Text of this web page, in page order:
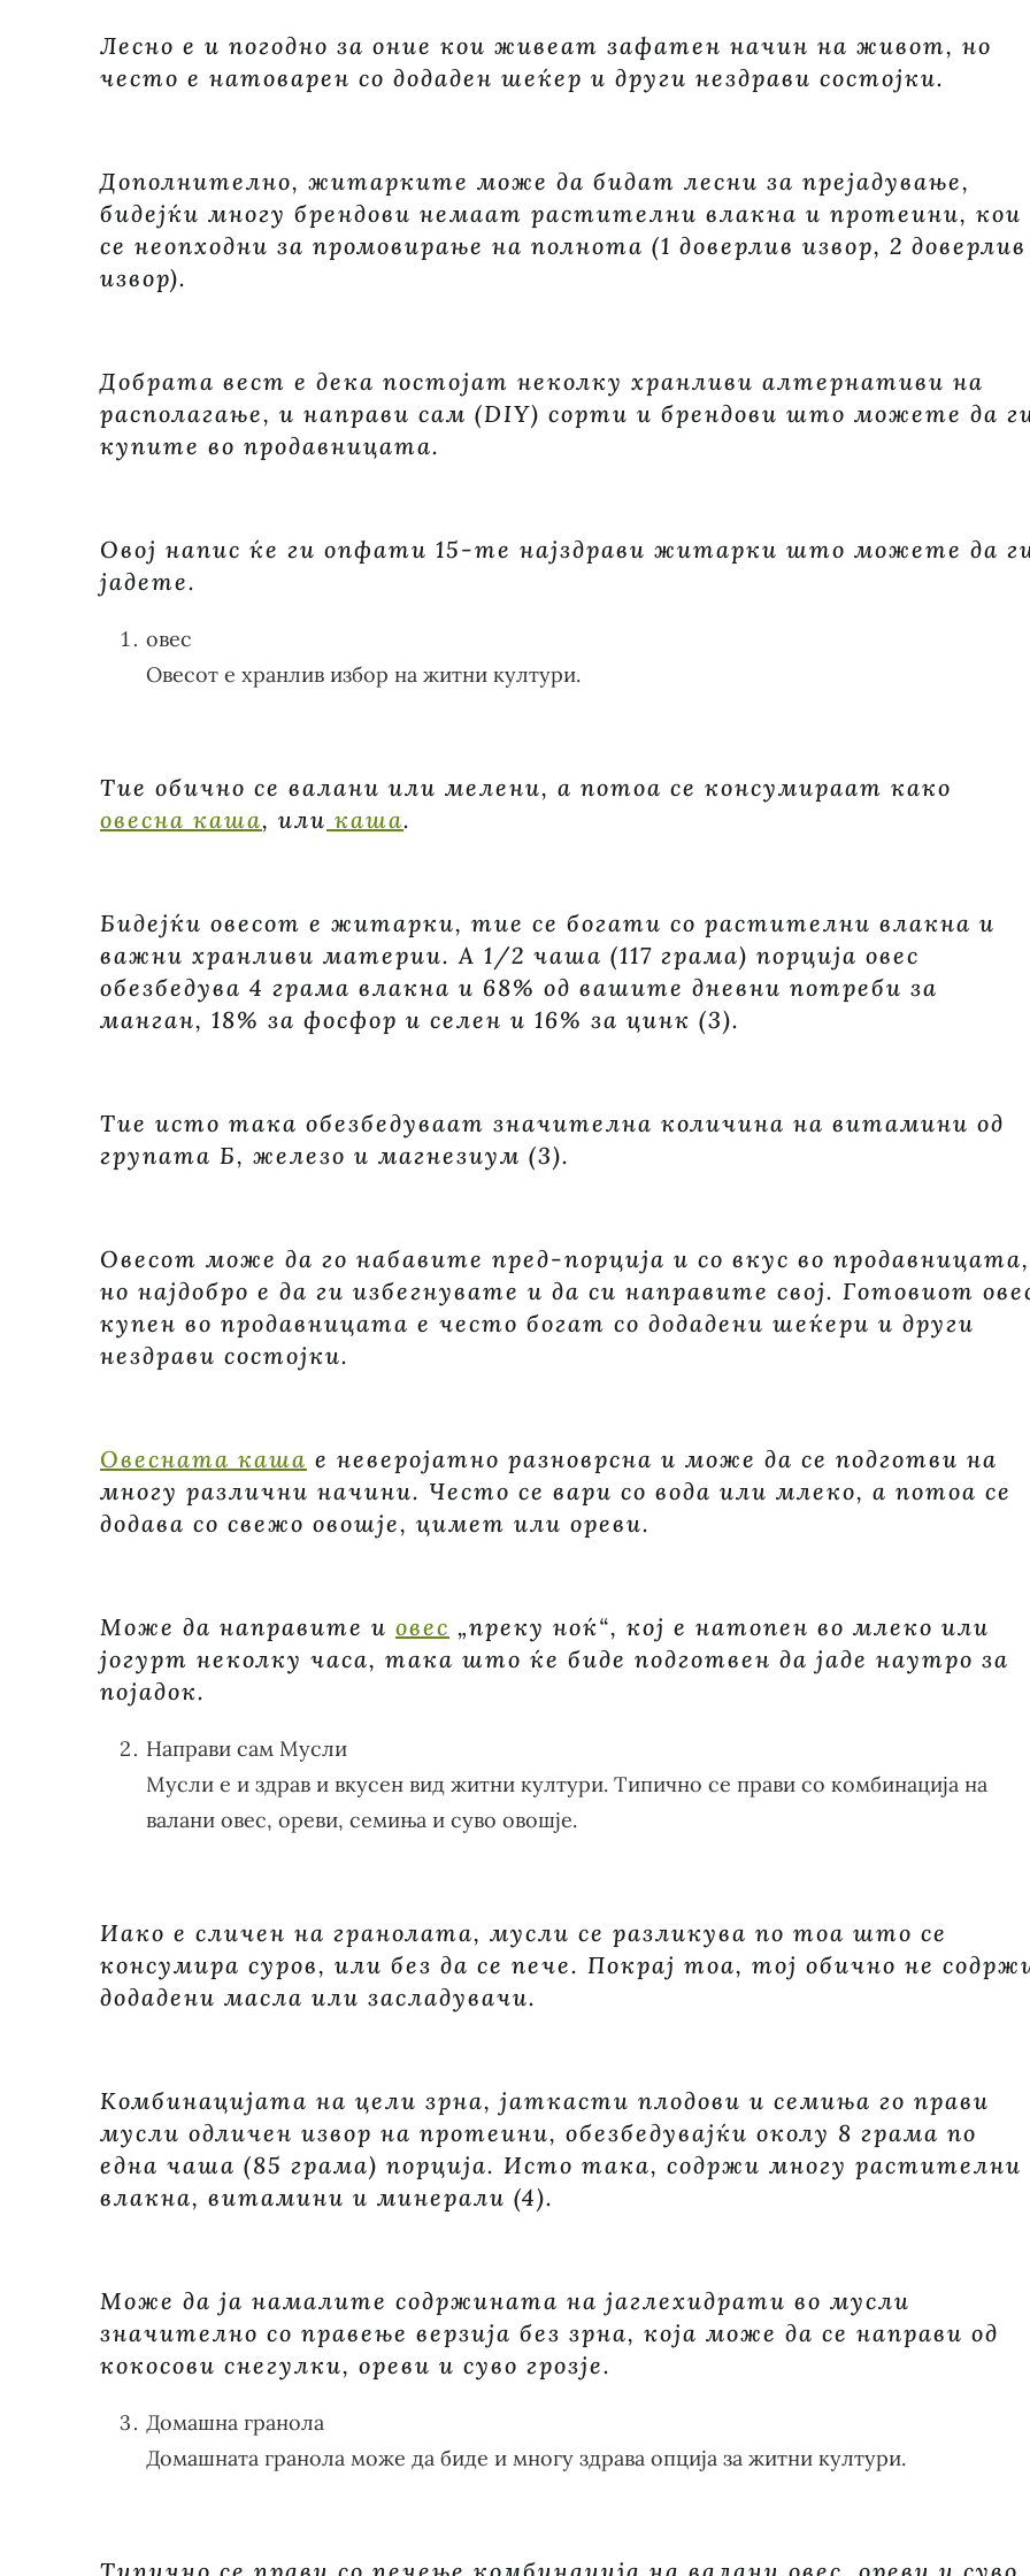
КОРИСНИ
ЗА
НАШИТЕ
ЧИТАТЕЛИ.
Лесно е и погодно за оние кои живеат зафатен начин на живот, но
често е натоварен со додаден шеќер и други нездрави состојки.
Дополнително, житарките може да бидат лесни за прејадување,
бидејќи многу брендови немаат растителни влакна и протеини, кои
се неопходни за промовирање на полнота (1 доверлив извор, 2 доверлив
извор).
Добрата вест е дека постојат неколку хранливи алтернативи на
располагање, и направи сам (DIY) сорти и брендови што можете да
купите во продавницата.
Овој напис ќе ги опфати 15-те најздрави житарки што можете да
јадете.
овес
Овесот е хранлив избор на житни култури.
Тие обично се валани или мелени, а потоа се консумираат како
овесна каша, или каша.
Бидејќи овесот е житарки, тие се богати со растителни влакна и
важни хранливи материи. А 1/2 чаша (117 грама) порција овес
обезбедува 4 грама влакна и 68% од вашите дневни потреби за
манган, 18% за фосфор и селен и 16% за цинк (3).
Тие исто така обезбедуваат значителна количина на витамини од
групата Б, железо и магнезиум (3).
Овесот може да го набавите пред-порција и со вкус во продавницата,
но најдобро е да ги избегнувате и да си направите свој. Готовиот
купен во продавницата е често богат со додадени шеќери и други
нездрави состојки.
Овесната каша е неверојатно разноврсна и може да се подготви на
многу различни начини. Често се вари со вода или млеко, а потоа се
додава со свежо овошје, цимет или ореви.
Може да направите и овес „преку ноќ“, кој е натопен во млеко или
јогурт неколку часа, така што ќе биде подготвен да јаде наутро за
појадок.
Направи сам Мусли
Мусли е и здрав и вкусен вид житни култури. Типично се прави со комбинација на
валани овес, ореви, семиња и суво овошје.
Иако е сличен на гранолата, мусли се разликува по тоа што се
консумира суров, или без да се пече. Покрај тоа, тој обично не
додадени масла или засладувачи.
Комбинацијата на цели зрна, јаткасти плодови и семиња го прави
мусли одличен извор на протеини, обезбедувајќи околу 8 грама по
една чаша (85 грама) порција. Исто така, содржи многу растителни
влакна, витамини и минерали (4).
Може да ја намалите содржината на јаглехидрати во мусли
значително со правење верзија без зрна, која може да се направи од
кокосови снегулки, ореви и суво грозје.
Домашна гранола
Домашната гранола може да биде и многу здрава опција за житни култури.
Типично се прави со печење комбинација на валани овес, ореви и суво